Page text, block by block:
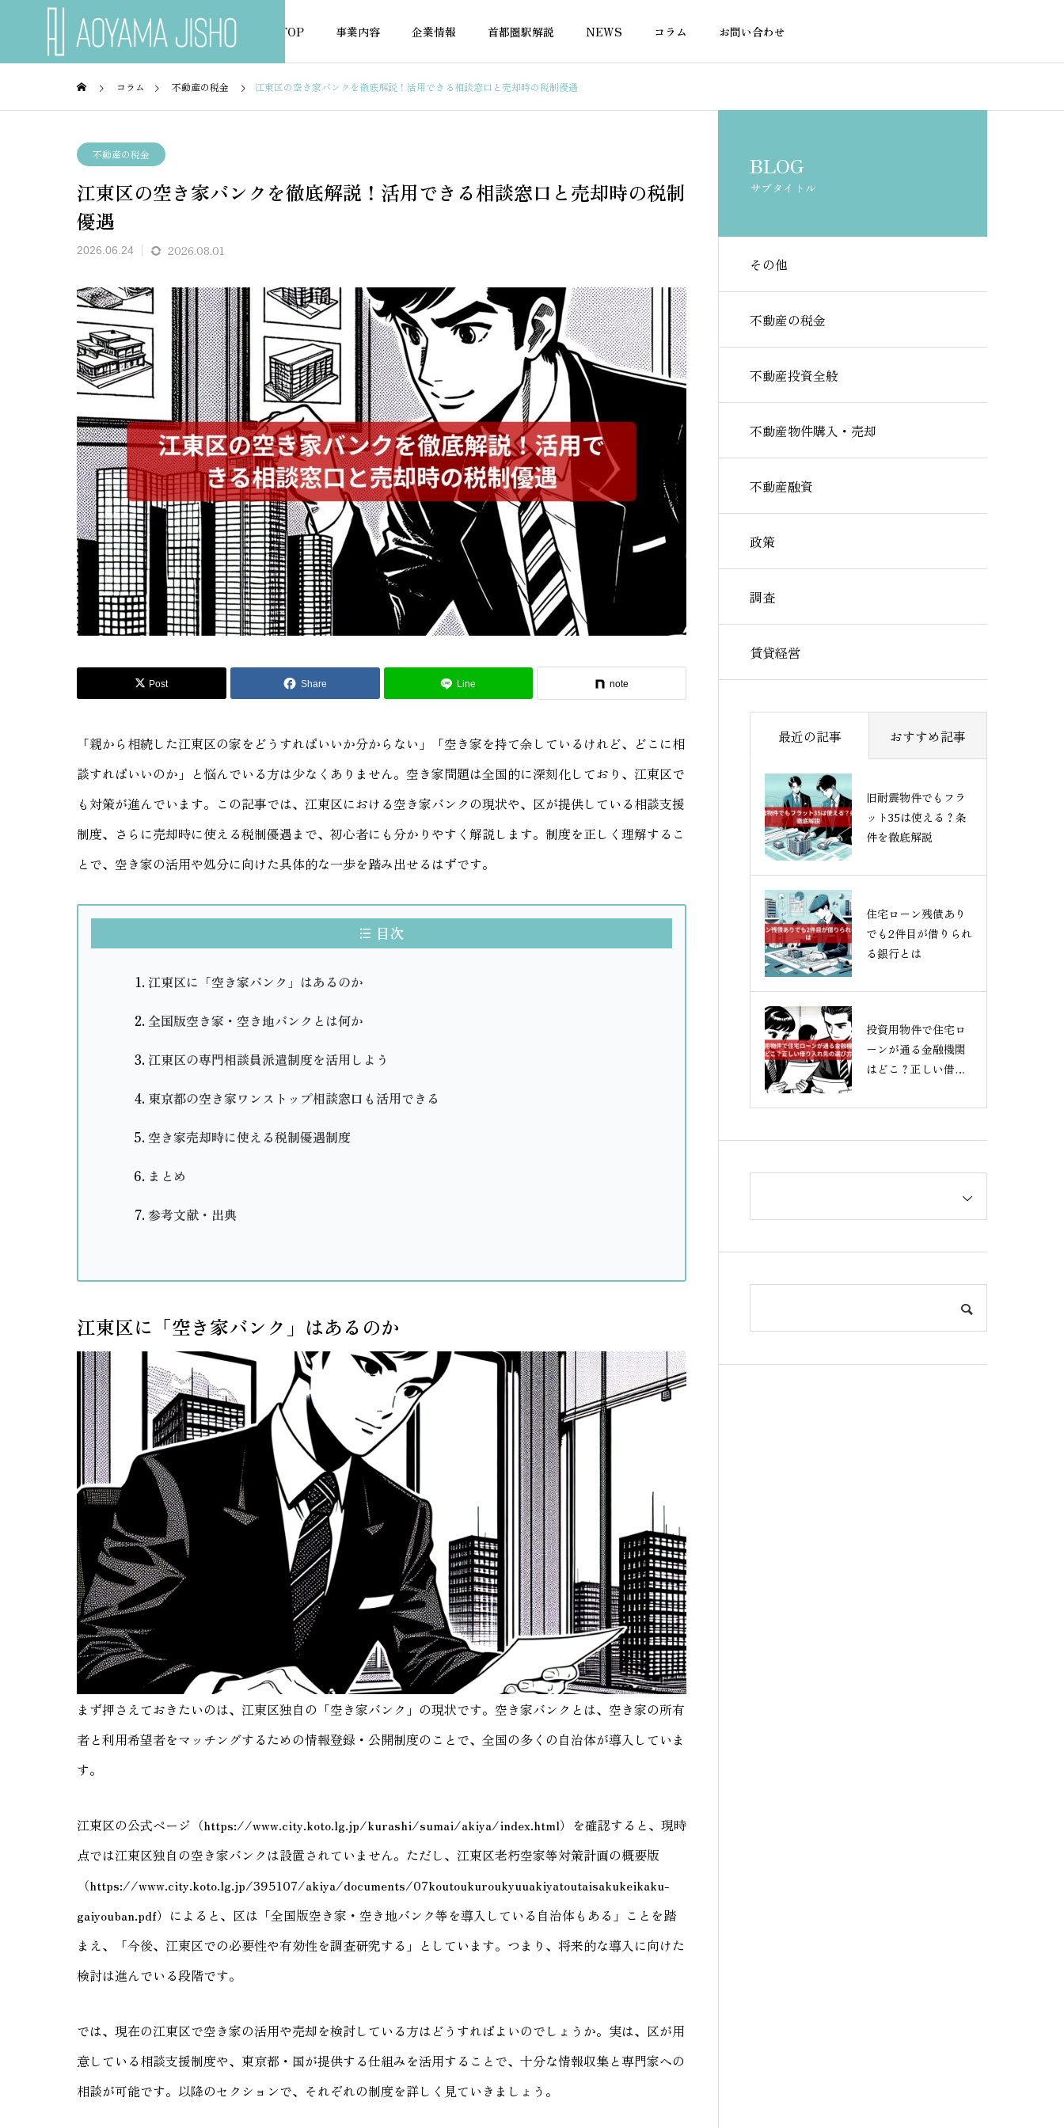
TOP 事業内容 企業情報 首都圏駅解説 NEWS コラム お問い合わせ
NEWS
お知らせ
旧耐震物件でもフラット35は
使える？条件を徹底解説
住宅ローン残債ありでも2件目
が借りられる銀行とは
投資用物件で住宅ローンが通
る金融機関はどこ？正しい借
り入れ先の選び方
養育費があると住宅ローン審
対策を解説
永住権なしの
コラム 不動産の税金 江東区の空き家バンクを徹底解説！活用できる相談窓口と売却時の税制優遇
不動産の税金
江東区の空き家バンクを徹底解説！活用できる相談窓口と売却時の税制
優遇
2026.06.24 2026.08.01
Post Share Line note
「親から相続した江東区の家をどうすればいいか分からない」「空き家を持て余しているけれど、どこに相
談すればいいのか」と悩んでいる方は少なくありません。空き家問題は全国的に深刻化しており、江東区で
も対策が進んでいます。この記事では、江東区における空き家バンクの現状や、区が提供している相談支援
制度、さらに売却時に使える税制優遇まで、初心者にも分かりやすく解説します。制度を正しく理解するこ
とで、空き家の活用や処分に向けた具体的な一歩を踏み出せるはずです。
目次
江東区に「空き家バンク」はあるのか
全国版空き家・空き地バンクとは何か
江東区の専門相談員派遣制度を活用しよう
東京都の空き家ワンストップ相談窓口も活用できる
空き家売却時に使える税制優遇制度
まとめ
参考文献・出典
江東区に「空き家バンク」はあるのか
まず押さえておきたいのは、江東区独自の「空き家バンク」の現状です。空き家バンクとは、空き家の所有
者と利用希望者をマッチングするための情報登録・公開制度のことで、全国の多くの自治体が導入していま
す。
江東区の公式ページ（https://www.city.koto.lg.jp/kurashi/sumai/akiya/index.html）を確認すると、現時
点では江東区独自の空き家バンクは設置されていません。ただし、江東区老朽空家等対策計画の概要版
（https://www.city.koto.lg.jp/395107/akiya/documents/07koutoukuroukyuuakiyatoutaisakukeikaku-
gaiyouban.pdf）によると、区は「全国版空き家・空き地バンク等を導入している自治体もある」ことを踏
まえ、「今後、江東区での必要性や有効性を調査研究する」としています。つまり、将来的な導入に向けた
検討は進んでいる段階です。
では、現在の江東区で空き家の活用や売却を検討している方はどうすればよいのでしょうか。実は、区が用
意している相談支援制度や、東京都・国が提供する仕組みを活用することで、十分な情報収集と専門家への
相談が可能です。以降のセクションで、それぞれの制度を詳しく見ていきましょう。
BLOG
サブタイトル
その他
不動産の税金
不動産投資全般
不動産物件購入・売却
不動産融資
政策
調査
賃貸経営
最近の記事 おすすめ記事
旧耐震物件でもフラ
ット35は使える？条
件を徹底解説
住宅ローン残債あり
でも2件目が借りられ
る銀行とは
投資用物件で住宅ロ
ーンが通る金融機関
はどこ？正しい借り